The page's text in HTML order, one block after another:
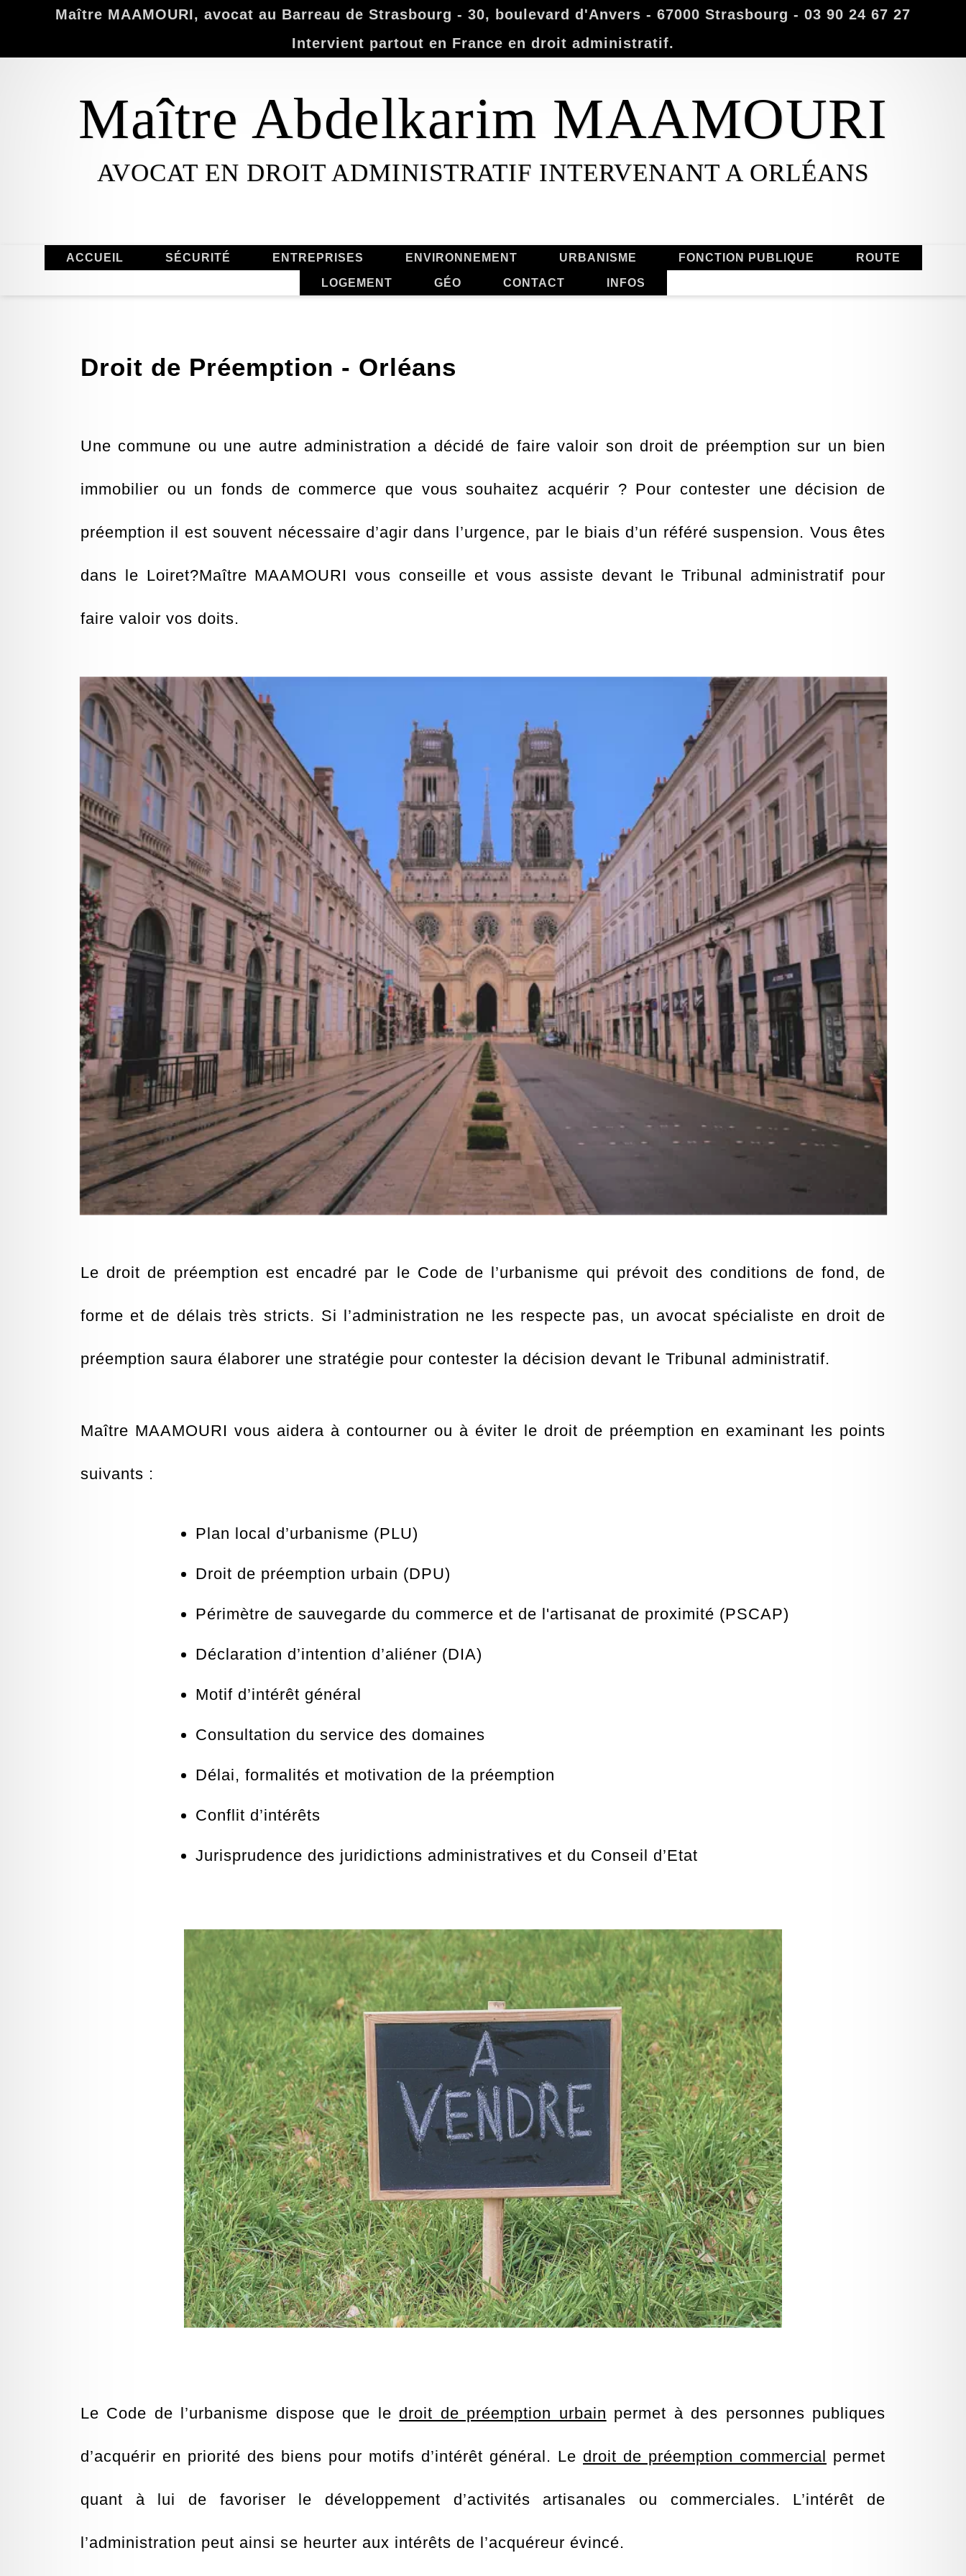
Maître MAAMOURI, avocat au Barreau de Strasbourg - 30, boulevard d'Anvers - 67000 Strasbourg - 03 90 24 67 27
Intervient partout en France en droit administratif.
Maître Abdelkarim MAAMOURI
AVOCAT EN DROIT ADMINISTRATIF INTERVENANT A ORLÉANS
ACCUEIL SÉCURITÉ ENTREPRISES ENVIRONNEMENT URBANISME FONCTION PUBLIQUE ROUTE
LOGEMENT GÉO CONTACT INFOS
Droit de Préemption - Orléans
Une commune ou une autre administration a décidé de faire valoir son droit de préemption sur un bien
immobilier ou un fonds de commerce que vous souhaitez acquérir ? Pour contester une décision de
préemption il est souvent nécessaire d’agir dans l’urgence, par le biais d’un référé suspension. Vous êtes
dans le Loiret?Maître MAAMOURI vous conseille et vous assiste devant le Tribunal administratif pour
faire valoir vos doits.
Le droit de préemption est encadré par le Code de l’urbanisme qui prévoit des conditions de fond, de
forme et de délais très stricts. Si l’administration ne les respecte pas, un avocat spécialiste en droit de
préemption saura élaborer une stratégie pour contester la décision devant le Tribunal administratif.
Maître MAAMOURI vous aidera à contourner ou à éviter le droit de préemption en examinant les points
suivants :
Plan local d’urbanisme (PLU)
Droit de préemption urbain (DPU)
Périmètre de sauvegarde du commerce et de l'artisanat de proximité (PSCAP)
Déclaration d’intention d’aliéner (DIA)
Motif d’intérêt général
Consultation du service des domaines
Délai, formalités et motivation de la préemption
Conflit d’intérêts
Jurisprudence des juridictions administratives et du Conseil d’Etat
Le Code de l’urbanisme dispose que le droit de préemption urbain permet à des personnes publiques
d’acquérir en priorité des biens pour motifs d’intérêt général. Le droit de préemption commercial permet
quant à lui de favoriser le développement d’activités artisanales ou commerciales. L’intérêt de
l’administration peut ainsi se heurter aux intérêts de l’acquéreur évincé.